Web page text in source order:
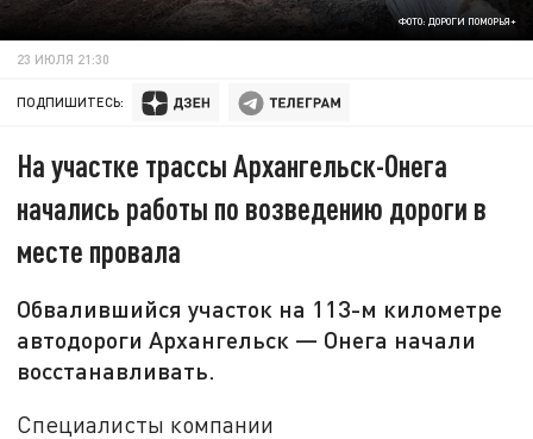
ФОТО: ДОРОГИ ПОМОРЬЯ+
23 ИЮЛЯ 21:30
ПОДПИШИТЕСЬ:
На участке трассы Архангельск-Онега
начались работы по возведению дороги в
месте провала
Обвалившийся участок на 113-м километре
автодороги Архангельск — Онега начали
восстанавливать.
Специалисты компании